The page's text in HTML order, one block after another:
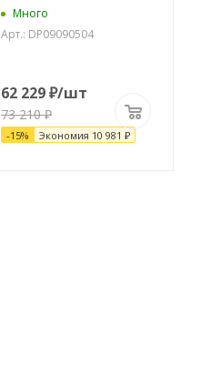
Много
Арт.: DP09090504
62 229₽/шт
73 210₽
-15% Экономия 10 981 ₽